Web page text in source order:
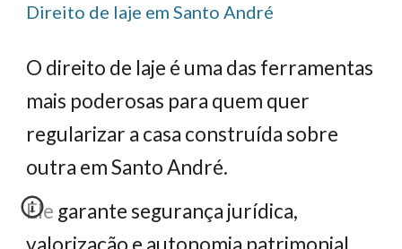
Direito de laje em Santo André
O direito de laje é uma das ferramentas
mais poderosas para quem quer
regularizar a casa construída sobre
outra em Santo André.
Ele garante segurança jurídica,
valorização e autonomia patrimonial,